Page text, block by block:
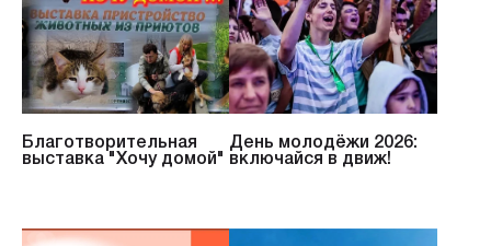
Благотворительная
выставка "Хочу домой"
День молодёжи 2026:
включайся в движ!